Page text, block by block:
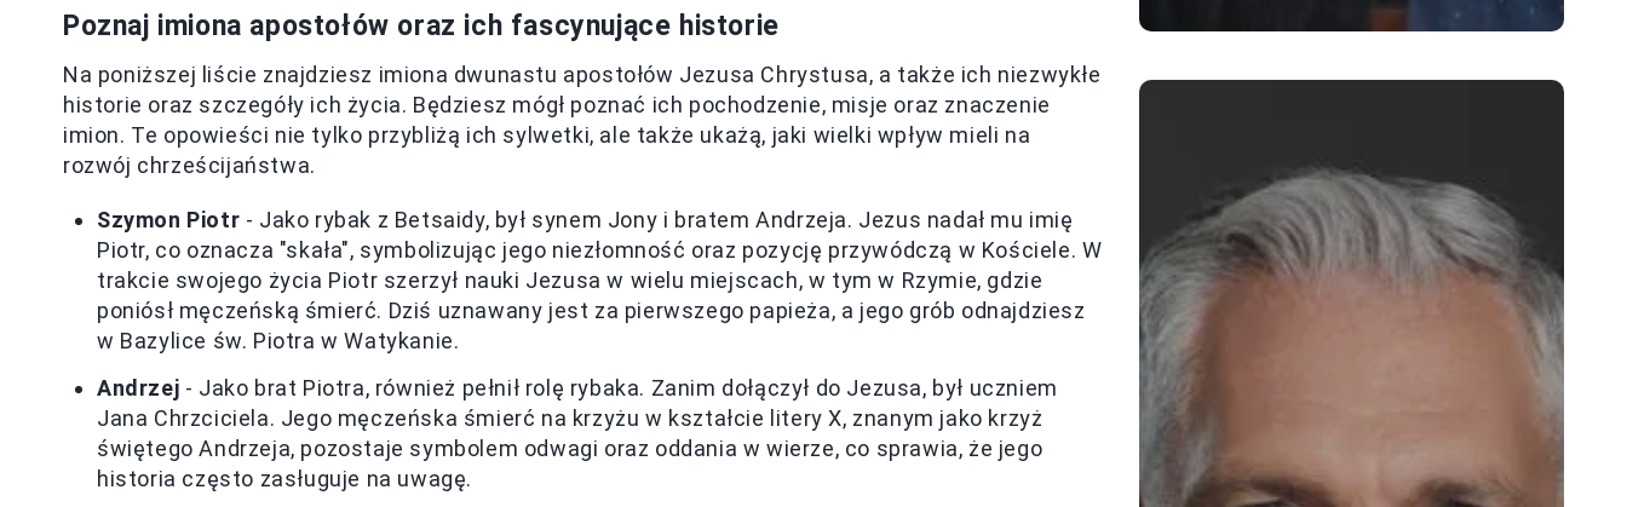
Poznaj imiona apostołów oraz ich fascynujące historie
Na poniższej liście znajdziesz imiona dwunastu apostołów Jezusa Chrystusa, a także ich niezwykłe
historie oraz szczegóły ich życia. Będziesz mógł poznać ich pochodzenie, misje oraz znaczenie
imion. Te opowieści nie tylko przybliżą ich sylwetki, ale także ukażą, jaki wielki wpływ mieli na
rozwój chrześcijaństwa.
Szymon Piotr - Jako rybak z Betsaidy, był synem Jony i bratem Andrzeja. Jezus nadał mu imię
Piotr, co oznacza "skała", symbolizując jego niezłomność oraz pozycję przywódczą w Kościele. W
trakcie swojego życia Piotr szerzył nauki Jezusa w wielu miejscach, w tym w Rzymie, gdzie
poniósł męczeńską śmierć. Dziś uznawany jest za pierwszego papieża, a jego grób odnajdziesz
w Bazylice św. Piotra w Watykanie.
Andrzej - Jako brat Piotra, również pełnił rolę rybaka. Zanim dołączył do Jezusa, był uczniem
Jana Chrzciciela. Jego męczeńska śmierć na krzyżu w kształcie litery X, znanym jako krzyż
świętego Andrzeja, pozostaje symbolem odwagi oraz oddania w wierze, co sprawia, że jego
historia często zasługuje na uwagę.